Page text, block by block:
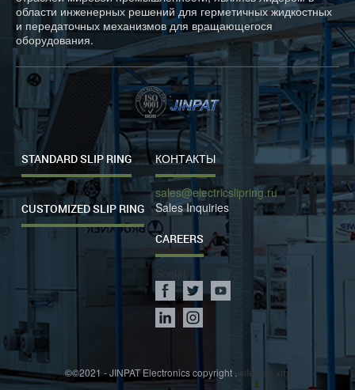
области инженерных решений для герметичных жидкостных
и передаточных механизмов для вращающегося
оборудования.
STANDARD SLIP RING
CUSTOMIZED SLIP RING
КОНТАКТЫ
sales@electricslipring.ru
Sales Inquiries
CAREERS
Social
©©2021 - JINPAT Electronics copyright . sitemap.xml